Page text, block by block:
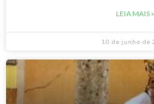
LEIA MAIS »
10 de junho de